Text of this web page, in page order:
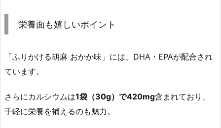
栄養面も嬉しいポイント
「ふりかける胡麻 おかか味」には、DHA・EPAが配合され
ています。
さらにカルシウムは1袋（30g）で420mg含まれており、
手軽に栄養を補えるのも魅力。